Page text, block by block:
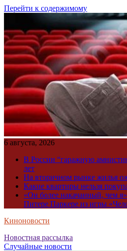
Перейти к содержимому
6 августа, 2026
В России “гаражную
лет
На вторичном рынке жилья
Какие квартиры нельзя
«Он более накачанный, чем
Питере Паркере из игры
Киноновости
Новостная рассылка
Случайные новости